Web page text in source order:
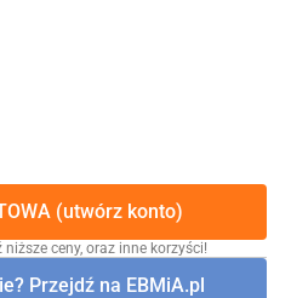
(utwórz konto)
niższe ceny, oraz inne korzyści!
Przejdź na EBMiA.pl